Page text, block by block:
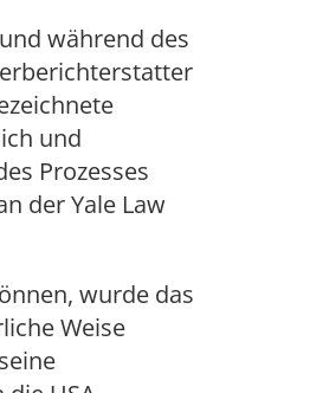
während des
und
Prozesses
der Yale Law
wurde das
Weise